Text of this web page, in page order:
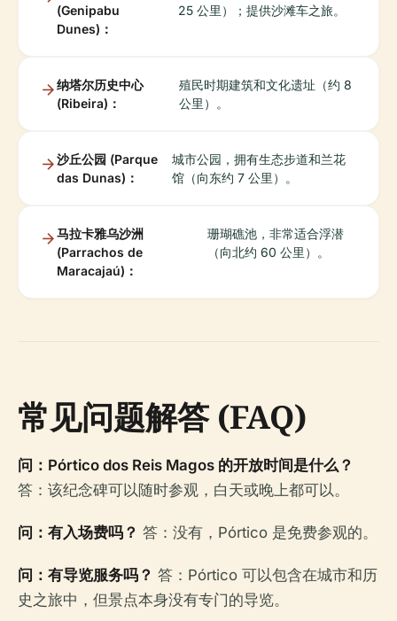
(Genipabu
Dunes)：
25 公里）；提供沙滩车之旅。
纳塔尔历史中心
(Ribeira)：
殖民时期建筑和文化遗址（约 8
公里）。
沙丘公园 (Parque
das Dunas)：
城市公园，拥有生态步道和兰花
馆（向东约 7 公里）。
马拉卡雅乌沙洲
(Parrachos de
Maracajaú)：
珊瑚礁池，非常适合浮潜
（向北约 60 公里）。
常见问题解答 (FAQ)
问：Pórtico dos Reis Magos 的开放时间是什么？
答：该纪念碑可以随时参观，白天或晚上都可以。
问：有入场费吗？ 答：没有，Pórtico 是免费参观的。
问：有导览服务吗？ 答：Pórtico 可以包含在城市和历
史之旅中，但景点本身没有专门的导览。